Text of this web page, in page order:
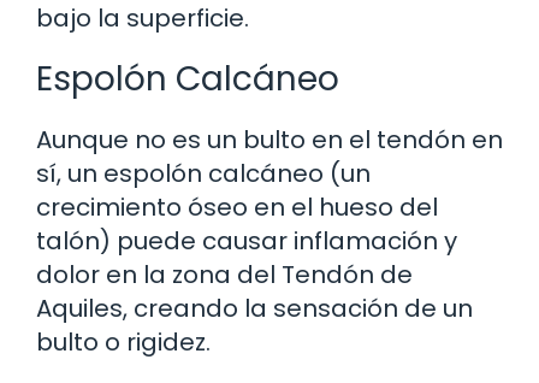
bajo la superficie.
Espolón Calcáneo
Aunque no es un bulto en el tendón en
sí, un espolón calcáneo (un
crecimiento óseo en el hueso del
talón) puede causar inflamación y
dolor en la zona del Tendón de
Aquiles, creando la sensación de un
bulto o rigidez.